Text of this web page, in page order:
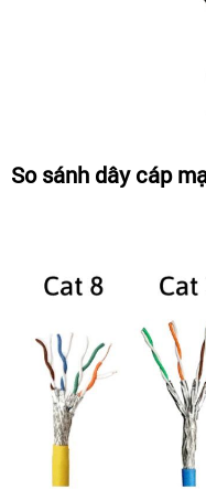
So sánh dây cáp